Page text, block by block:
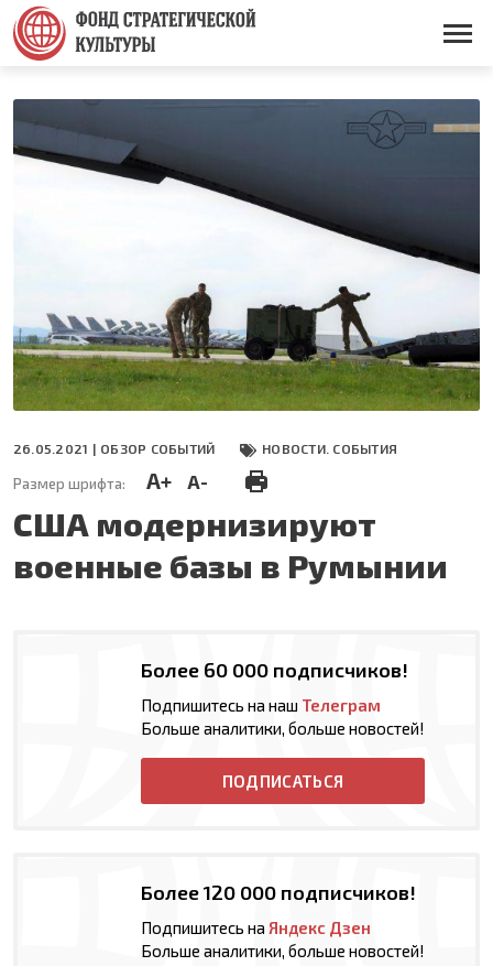
Перейти
основному
содержанию
Основная
26.05.2021 | ОБЗОР СОБЫТИЙ НОВОСТИ. СОБЫТИЯ
Размер шрифта: A+ A-
США модернизируют
военные базы в Румынии
Более 60 000 подписчиков!
Подпишитесь на наш Телеграм
Больше аналитики, больше новостей!
ПОДПИСАТЬСЯ
Более 120 000 подписчиков!
Подпишитесь на Яндекс Дзен
Больше аналитики, больше новостей!